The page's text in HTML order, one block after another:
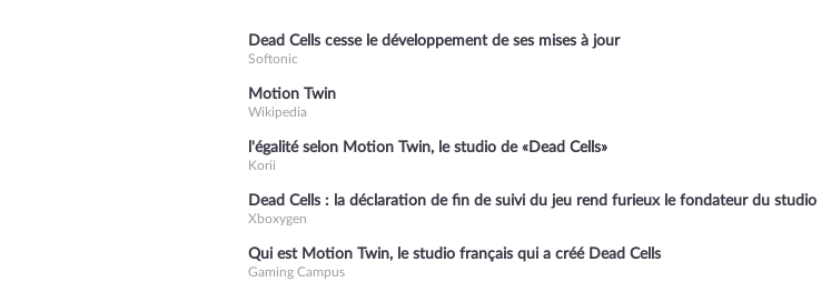
Dead Cells cesse le développement de ses mises à jour
Softonic
Motion Twin
Wikipedia
l'égalité selon Motion Twin, le studio de «Dead Cells»
Korii
Dead Cells : la déclaration de fin de suivi du jeu rend furieux le fondateur du studio
Xboxygen
Qui est Motion Twin, le studio français qui a créé Dead Cells
Gaming Campus